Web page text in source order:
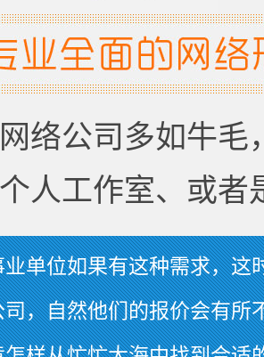
络公司多如牛毛
人工作室、或者
单位如果有这种需求，这
，自然他们的报价会有所